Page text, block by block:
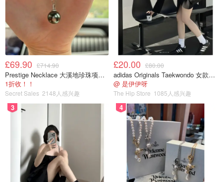
£69.90 £714.90
Prestige Necklace 大溪地珍珠项链 10-11mm
1折收！！
Secret Sales 2148人感兴趣
£20.00 £80.00
adidas Originals Taekwondo 女款黑色运动鞋
@ 是伊伊呀
The Hip Store 1085人感兴趣
3 4